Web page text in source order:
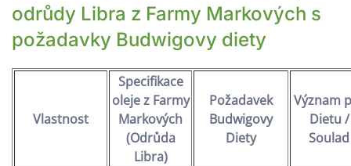
odrůdy Libra z Farmy Markových s
požadavky Budwigovy diety
Vlastnost
Specifikace
oleje z Farmy
Markových
(Odrůda
Libra)
Požadavek
Budwigovy
Diety
Význam
Dietu /
Soulad